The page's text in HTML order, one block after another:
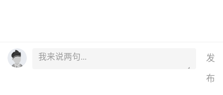
发
布